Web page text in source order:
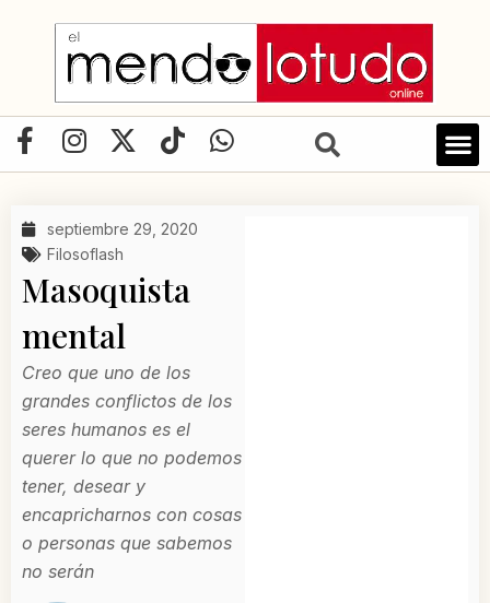
contenido
F
a
e
b
o
o
k
-
f
I
n
t
a
r
a
m
X
-
w
i
t
t
e
r
T
i
t
W
h
septiembre 29, 2020
Filosoflash
Masoquista
mental
Creo que uno de los
grandes conflictos de los
seres humanos es el
querer lo que no podemos
tener, desear y
encapricharnos con cosas
o personas que sabemos
no serán